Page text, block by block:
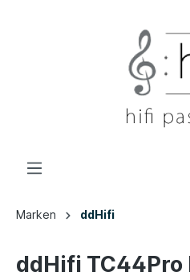
Marken ddHifi
ddHifi TC44Pro